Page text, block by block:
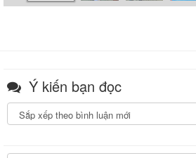
Ý kiến bạn đọc